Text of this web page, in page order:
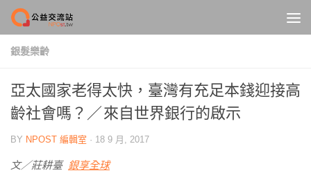
Skip to content
銀髮樂齡
亞太國家老得太快，臺灣有充足本錢迎接高
齡社會嗎？／ 來自世界銀行的啟示
BY NPOST 編輯室 · 18 9 月, 2017
文／莊耕臺 銀享全球